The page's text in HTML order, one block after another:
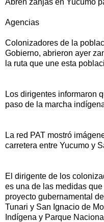
Agencias
Colonizadores de la
Gobierno, abrieron ayer
la ruta que une esta
Los dirigentes informaron
paso de la marcha
La red PAT mostró
carretera entre Yucumo y
El dirigente de los
es una de las medidas
proyecto gubernamental
Tunari y San Ignacio de
Indígena y Parque